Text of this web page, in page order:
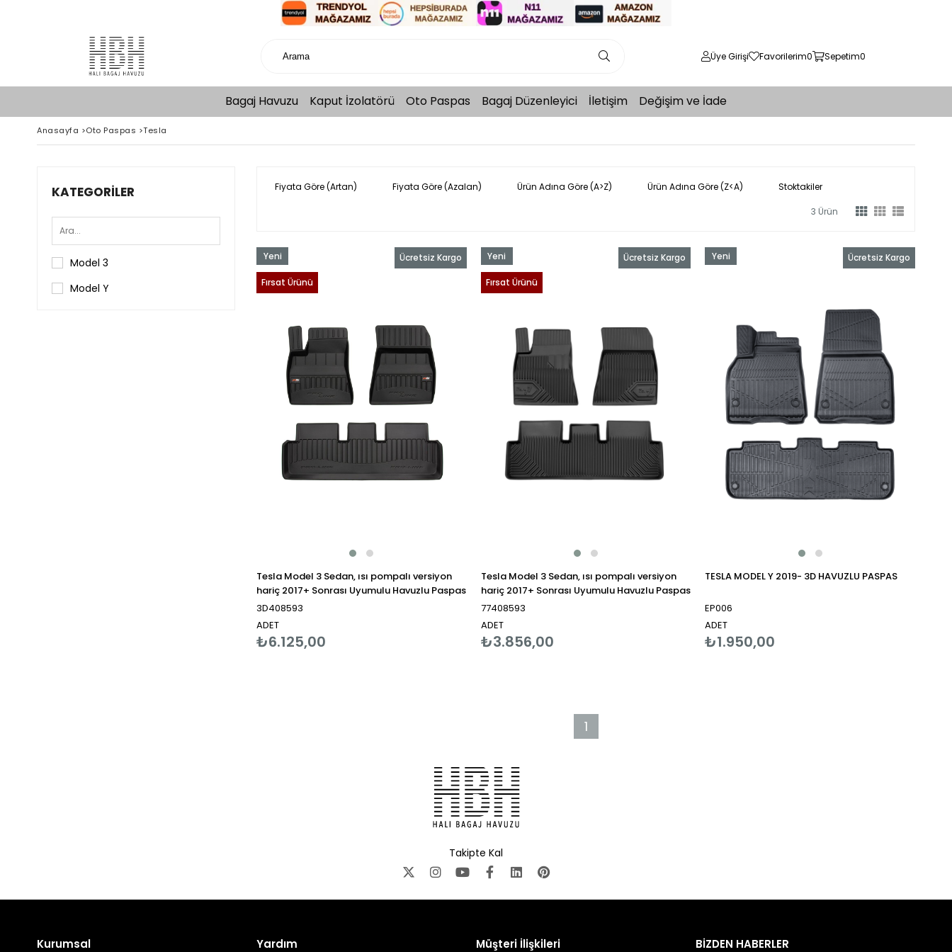
Üye Girişi Favorilerim0 Sepetim0
Bagaj Havuzu Kaput İzolatörü Oto Paspas Bagaj Düzenleyici İletişim Değişim ve İade
Anasayfa >Oto Paspas >Tesla
KATEGORILER
Model 3
Model Y
Fiyata Göre (Artan) Fiyata Göre (Azalan) Ürün Adına Göre (A>Z) Ürün Adına Göre (Z<A) Stoktakiler
3 Ürün
Tesla Model 3 Sedan, ısı pompalı versiyon
hariç 2017+ Sonrası Uyumulu Havuzlu Paspas
3D408593
ADET
₺6.125,00
Ücretsiz Kargo
Yeni
Ürün
Fırsat Ürünü
Tesla Model 3 Sedan, ısı pompalı versiyon
hariç 2017+ Sonrası Uyumulu Havuzlu Paspas
77408593
ADET
₺3.856,00
Ücretsiz Kargo
Yeni
Ürün
Fırsat Ürünü
TESLA MODEL Y 2019- 3D HAVUZLU PASPAS
EP006
ADET
₺1.950,00
Ücretsiz Kargo
Yeni
1
Takipte Kal
Kurumsal Yardım Müşteri İlişkileri BİZDEN HABERLER